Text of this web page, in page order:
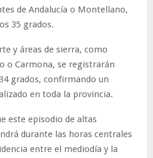
de Andalucía o Montellano,
35 grados.
y áreas de sierra, como
o Carmona, se registrarán
grados, confirmando un
en toda la provincia.
este episodio de altas
durante las horas centrales
entre el mediodía y la